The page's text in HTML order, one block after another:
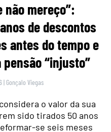
não mereço”:
de descontos
antes do tempo e
“injusto”
| Gonçalo Viegas
o valor da sua
sido tirados 50 anos
se seis meses